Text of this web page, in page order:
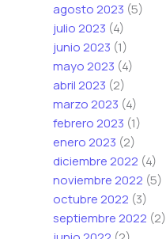
agosto 2023 (5)
julio 2023 (4)
junio 2023 (1)
mayo 2023 (4)
abril 2023 (2)
marzo 2023 (4)
febrero 2023 (1)
enero 2023 (2)
diciembre 2022 (4)
noviembre 2022 (5)
octubre 2022 (3)
septiembre 2022 (2)